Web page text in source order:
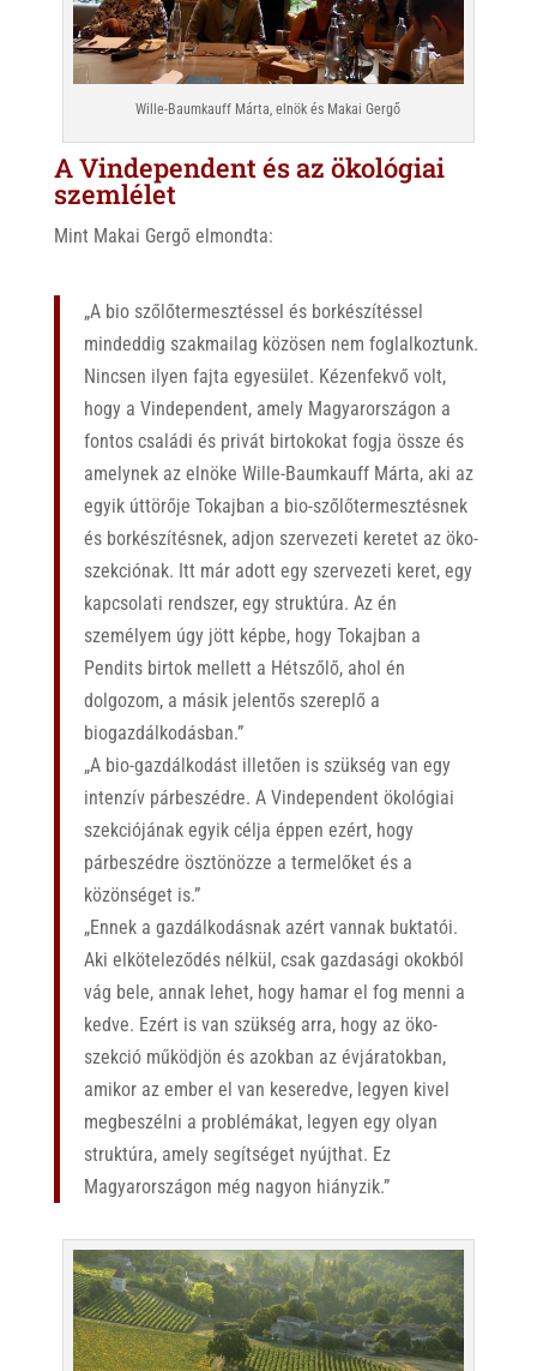
Wille-Baumkauff Márta, elnök és Makai Gergő
A Vindependent és az ökológiai
szemlélet
Mint Makai Gergő elmondta:
„A bio szőlőtermesztéssel és borkészítéssel
mindeddig szakmailag közösen nem foglalkoztunk.
Nincsen ilyen fajta egyesület. Kézenfekvő volt,
hogy a Vindependent, amely Magyarországon a
fontos családi és privát birtokokat fogja össze és
amelynek az elnöke Wille-Baumkauff Márta, aki az
egyik úttörője Tokajban a bio-szőlőtermesztésnek
és borkészítésnek, adjon szervezeti keretet az öko-
szekciónak. Itt már adott egy szervezeti keret, egy
kapcsolati rendszer, egy struktúra. Az én
személyem úgy jött képbe, hogy Tokajban a
Pendits birtok mellett a Hétszőlő, ahol én
dolgozom, a másik jelentős szereplő a
biogazdálkodásban.”
„A bio-gazdálkodást illetően is szükség van egy
intenzív párbeszédre. A Vindependent ökológiai
szekciójának egyik célja éppen ezért, hogy
párbeszédre ösztönözze a termelőket és a
közönséget is.”
„Ennek a gazdálkodásnak azért vannak buktatói.
Aki elköteleződés nélkül, csak gazdasági okokból
vág bele, annak lehet, hogy hamar el fog menni a
kedve. Ezért is van szükség arra, hogy az öko-
szekció működjön és azokban az évjáratokban,
amikor az ember el van keseredve, legyen kivel
megbeszélni a problémákat, legyen egy olyan
struktúra, amely segítséget nyújthat. Ez
Magyarországon még nagyon hiányzik.”